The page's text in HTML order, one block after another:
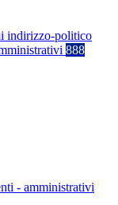
indirizzo-politico
888
- amministrativi